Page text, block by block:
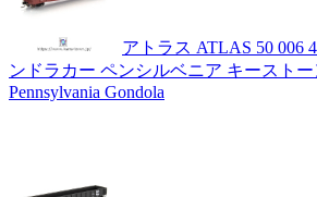
アトラス ATLAS 50 006
ンドラカー ペンシルベニア キーストー
Pennsylvania Gondola